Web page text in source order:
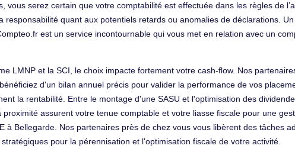
serez certain que votre comptabilité est effectuée dans les règles de
quant aux potentiels retards ou anomalies de déclarations.
est un service incontournable qui vous met en relation avec un
LMNP et la SCI, le choix impacte fortement votre cash-flow. Nos
d'un bilan annuel précis pour valider la performance de vos
la rentabilité. Entre le montage d'une SASU et l'optimisation des
assurent votre tenue comptable et votre liasse fiscale pour une
Bellegarde. Nos partenaires près de chez vous vous libèrent des tâches
pour la pérennisation et l'optimisation fiscale de votre activité.